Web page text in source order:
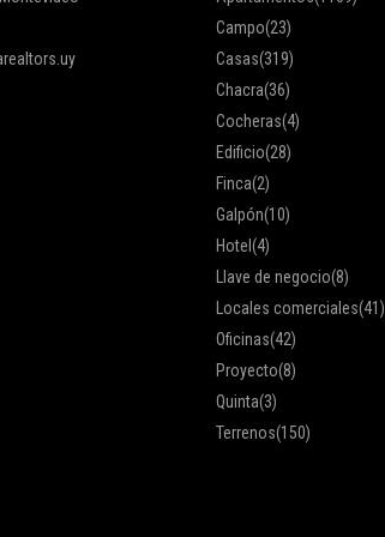
Campo(23)
Casas(319)
Chacra(36)
Cocheras(4)
Edificio(28)
Finca(2)
Galpón(10)
Hotel (4)
Llave de negocio(8)
Locales comerciales(41)
Oficinas(42)
Proyecto(8)
Quinta(3)
Terrenos(150)